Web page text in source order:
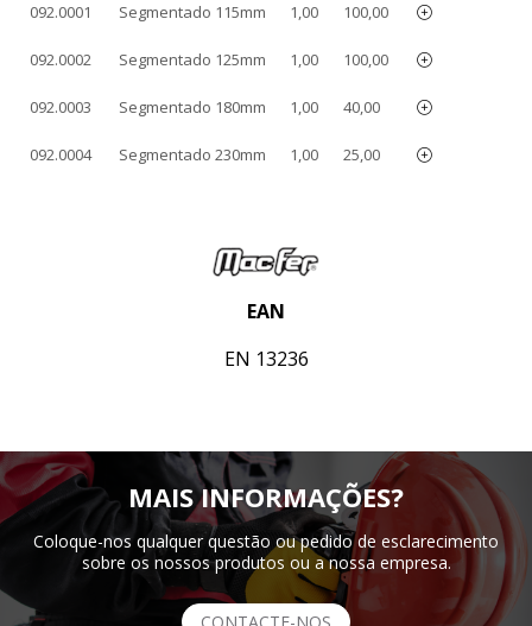
092.0001 Segmentado 115mm 1,00 100,00
092.0002 Segmentado 125mm 1,00 100,00
092.0003 Segmentado 180mm 1,00 40,00
092.0004 Segmentado 230mm 1,00 25,00
EAN
EN 13236
MAIS INFORMAÇÕES?
Coloque-nos qualquer questão ou pedido de esclarecimento
sobre os nossos produtos ou a nossa empresa.